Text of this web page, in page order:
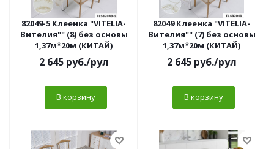
82049-5 Клеенка "VITELIA-
Вителия"" (8) без основы
1,37м*20м (КИТАЙ)
2 645руб./рул
В корзину
82049 Клеенка "VITELIA-
Вителия"" (7) без основы
1,37м*20м (КИТАЙ)
2 645руб./рул
В корзину